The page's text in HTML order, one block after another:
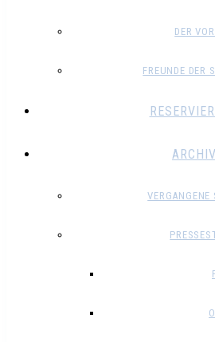
DER
FREUNDE DER
ARCHIV
VERGANGENE